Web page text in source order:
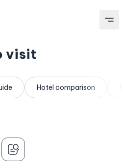
visit
Hotel comparison